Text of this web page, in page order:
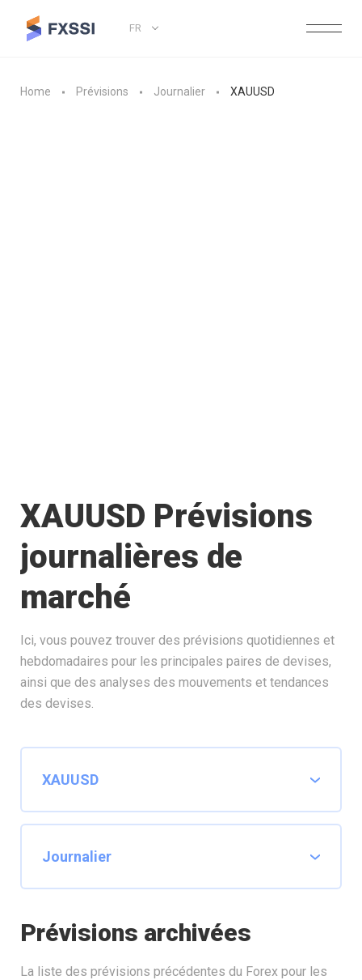
FR
Home Prévisions Journalier XAUUSD
XAUUSD Prévisions
journalières de
marché
Ici, vous pouvez trouver des prévisions quotidiennes et
hebdomadaires pour les principales paires de devises,
ainsi que des analyses des mouvements et tendances
des devises.
Prévisions archivées
La liste des prévisions précédentes du Forex pour les